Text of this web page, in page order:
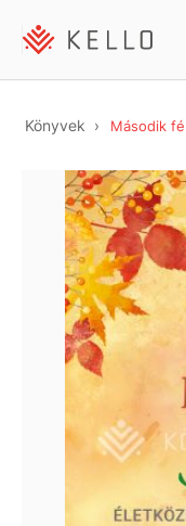
Könyvek Második